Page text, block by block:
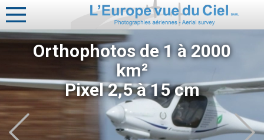
Orthophotos de 1 à 2000
km²
Pixel 2,5 à 15 cm
Previous